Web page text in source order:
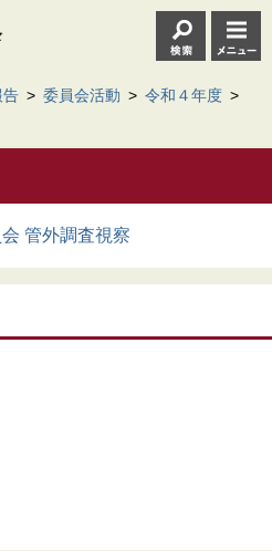
告 > 委員会活動 > 令和４年度 >
管外調査視察